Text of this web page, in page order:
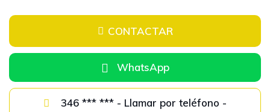
CONTACTAR
WhatsApp
346 *** *** - Llamar por teléfono -